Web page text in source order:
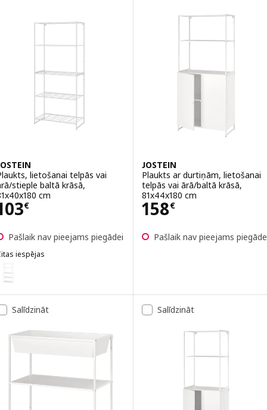
lietošanai telpās vai
stieple baltā krāsā,
cm
€ 103€
Pašlaik nav pieejams piegādei
iespējas
JOSTEIN
Plaukts ar durtiņām, lietošanai
telpās vai ārā/baltā krāsā,
81x44x180 cm
158€
Cena 158€
Pašlaik nav pieejams
Salīdzināt Salīdzināt